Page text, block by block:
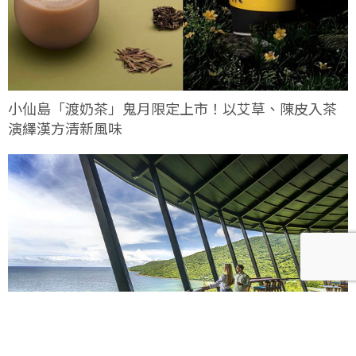
小仙島「渡奶茶」鬼月限定上市！以艾草、陳皮入茶
演繹漢方清新風味